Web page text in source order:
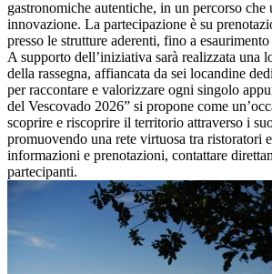
gastronomiche autentiche, in un percorso che
innovazione. La partecipazione è su
presso le strutture aderenti, fino a
A supporto dell’iniziativa sarà realizzata una
della rassegna, affiancata da sei locandine
per raccontare e valorizzare ogni singolo
del Vescovado 2026” si propone come
scoprire e riscoprire il territorio attraverso i
promuovendo una rete virtuosa tra ristoratori
informazioni e prenotazioni, contattare
partecipanti.